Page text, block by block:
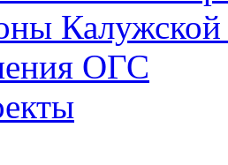
Калужской
ОГС